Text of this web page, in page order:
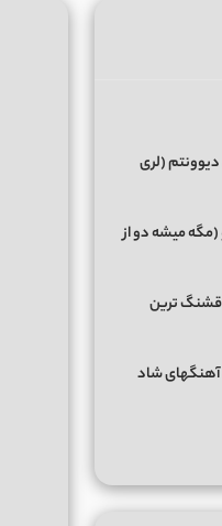
(لری
میشه دو از
قشنگ ترین
(میکس آهنگهای شاد